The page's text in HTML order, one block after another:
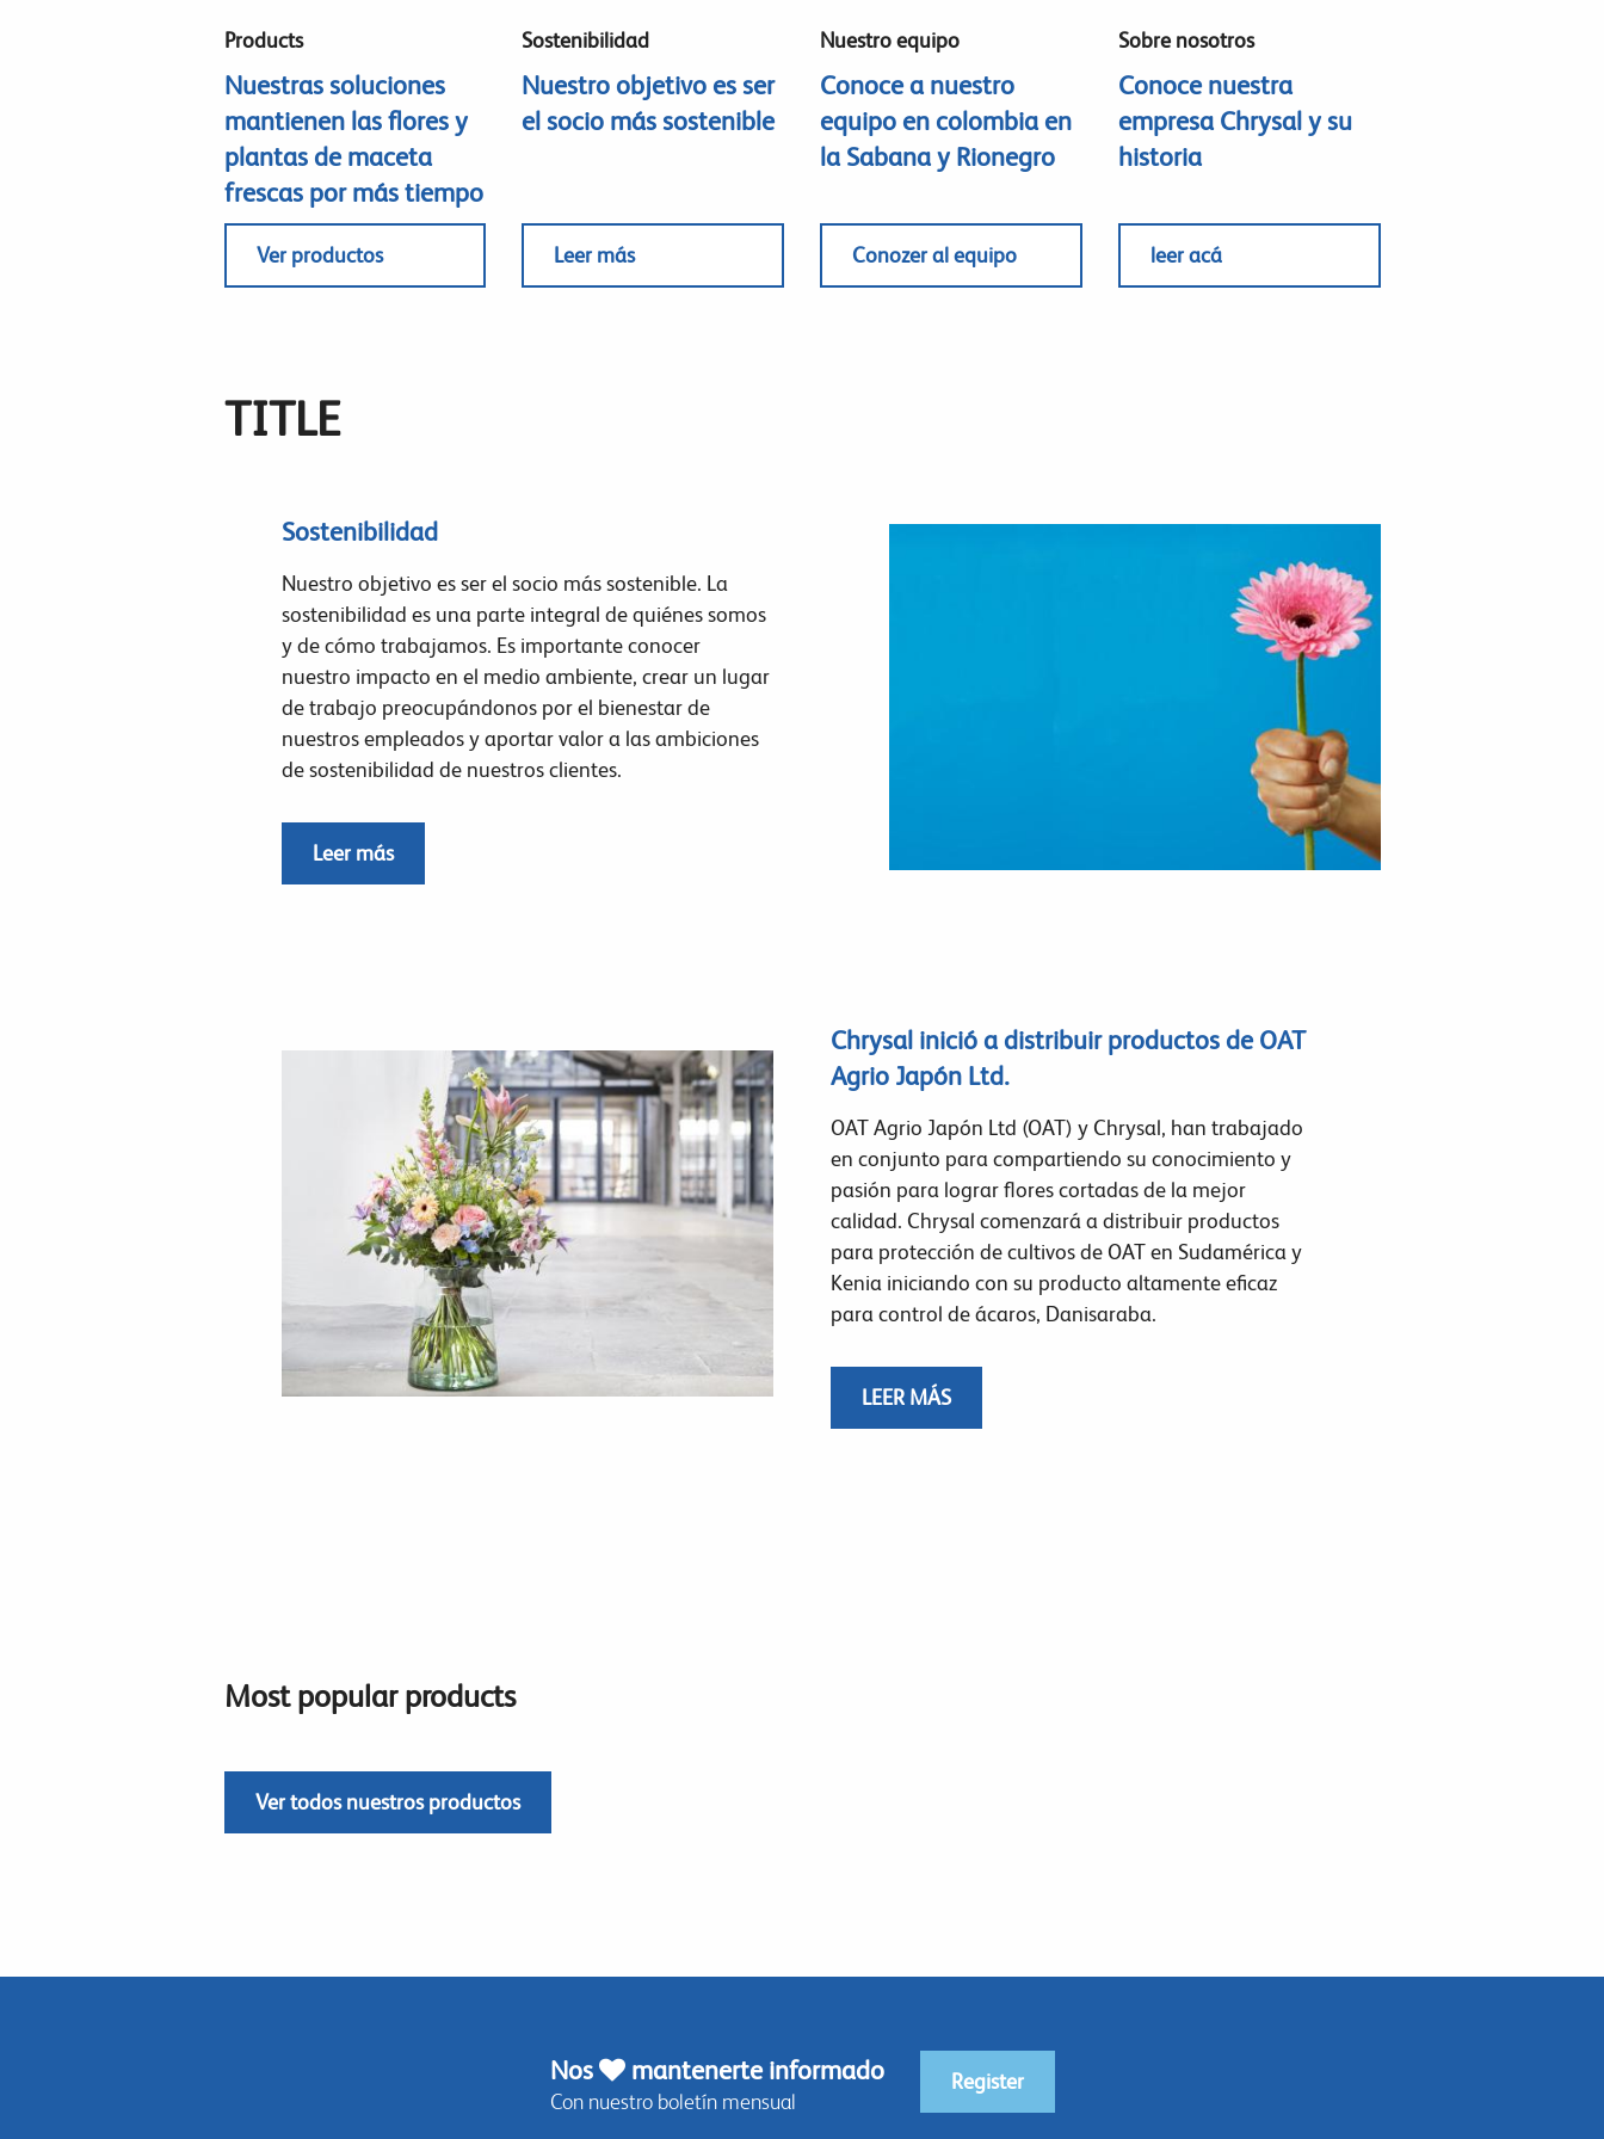
Products
Nuestras soluciones
mantienen las flores y
plantas de maceta
frescas por más tiempo
Ver productos
Sostenibilidad
Nuestro objetivo es ser
el socio más sostenible
Leer más
Nuestro equipo
Conoce a nuestro
equipo en colombia en
la Sabana y Rionegro
Conozer al equipo
Sobre nosotros
Conoce nuestra
empresa Chrysal y su
historia
leer acá
TITLE
Sostenibilidad
Nuestro objetivo es ser el socio más sostenible. La
sostenibilidad es una parte integral de quiénes somos
y de cómo trabajamos. Es importante conocer
nuestro impacto en el medio ambiente, crear un lugar
de trabajo preocupándonos por el bienestar de
nuestros empleados y aportar valor a las ambiciones
de sostenibilidad de nuestros clientes.
Leer más
Chrysal inició a distribuir productos de OAT
Agrio Japón Ltd.
OAT Agrio Japón Ltd (OAT) y Chrysal, han trabajado
en conjunto para compartiendo su conocimiento y
pasión para lograr flores cortadas de la mejor
calidad. Chrysal comenzará a distribuir productos
para protección de cultivos de OAT en Sudamérica y
Kenia iniciando con su producto altamente eficaz
para control de ácaros, Danisaraba.
LEER MÁS
Most popular products
Ver todos nuestros productos
Nos mantenerte informado
Con nuestro boletín mensual
Register